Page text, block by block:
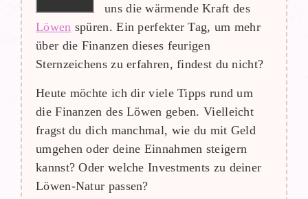
uns die wärmende Kraft des
Löwen spüren. Ein perfekter Tag, um mehr
über die Finanzen dieses feurigen
Sternzeichens zu erfahren, findest du nicht?
Heute möchte ich dir viele Tipps rund um
die Finanzen des Löwen geben. Vielleicht
fragst du dich manchmal, wie du mit Geld
umgehen oder deine Einnahmen steigern
kannst? Oder welche Investments zu deiner
Löwen-Natur passen?